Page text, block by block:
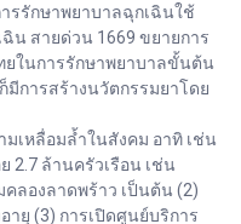
รรักษาพยาบาลฉุกเฉินใช้
น สายด่วน 1669 ขยายการ
ยในการรักษาพยาบาลขั้นต้น
การสร้างนวัตกรรมยาโดย
เหลื่อมล้ำในสังคม อาทิ เช่น
2.7 ล้านครัวเรือน เช่น
ลองลาดพร้าว เป็นต้น (2)
ายุ (3) การเปิดศูนย์บริการ